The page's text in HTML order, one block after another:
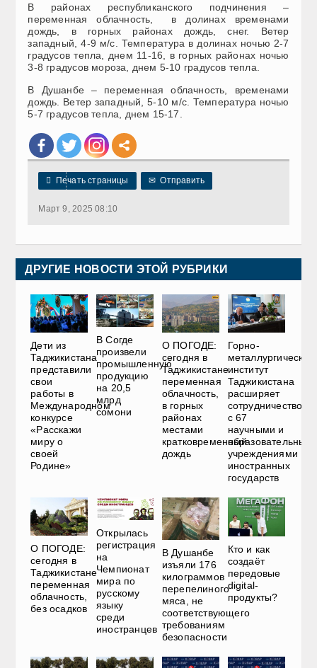
В районах республиканского подчинения –
переменная облачность, в долинах временами
дождь, в горных районах дождь, снег. Ветер
западный, 4-9 м/с. Температура в долинах ночью 2-7
градусов тепла, днем 11-16, в горных районах ночью
3-8 градусов мороза, днем 5-10 градусов тепла.
В Душанбе – переменная облачность, временами
дождь. Ветер западный, 5-10 м/с. Температура ночью
5-7 градусов тепла, днем 15-17.
 Печать страницы ✉ Отправить
Март 9, 2025 08:10
ДРУГИЕ НОВОСТИ ЭТОЙ РУБРИКИ
Дети из
Таджикистана
представили
свои
работы в
Международном
конкурсе
«Расскажи
миру о
своей
Родине»
В Согде
произвели
промышленную
продукцию
на 20,5
млрд
сомони
О ПОГОДЕ:
сегодня в
Таджикистане
переменная
облачность,
в горных
районах
местами
кратковременный
дождь
Горно-
металлургический
институт
Таджикистана
расширяет
сотрудничество
с 67
научными и
учреждениями
иностранных
государств
О ПОГОДЕ:
сегодня в
Таджикистане
переменная
облачность,
без осадков
Открылась
регистрация
на
Чемпионат
мира по
русскому
языку
среди
иностранцев
В Душанбе
изъяли 176
килограммов
перепелиного
мяса, не
соответствующего
требованиям
безопасности
Кто и как
создаёт
передовые
digital-
продукты?